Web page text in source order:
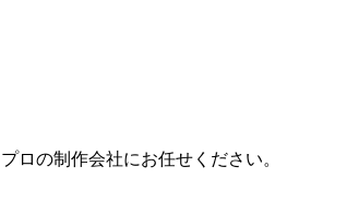
ロの制作会社にお任せください。